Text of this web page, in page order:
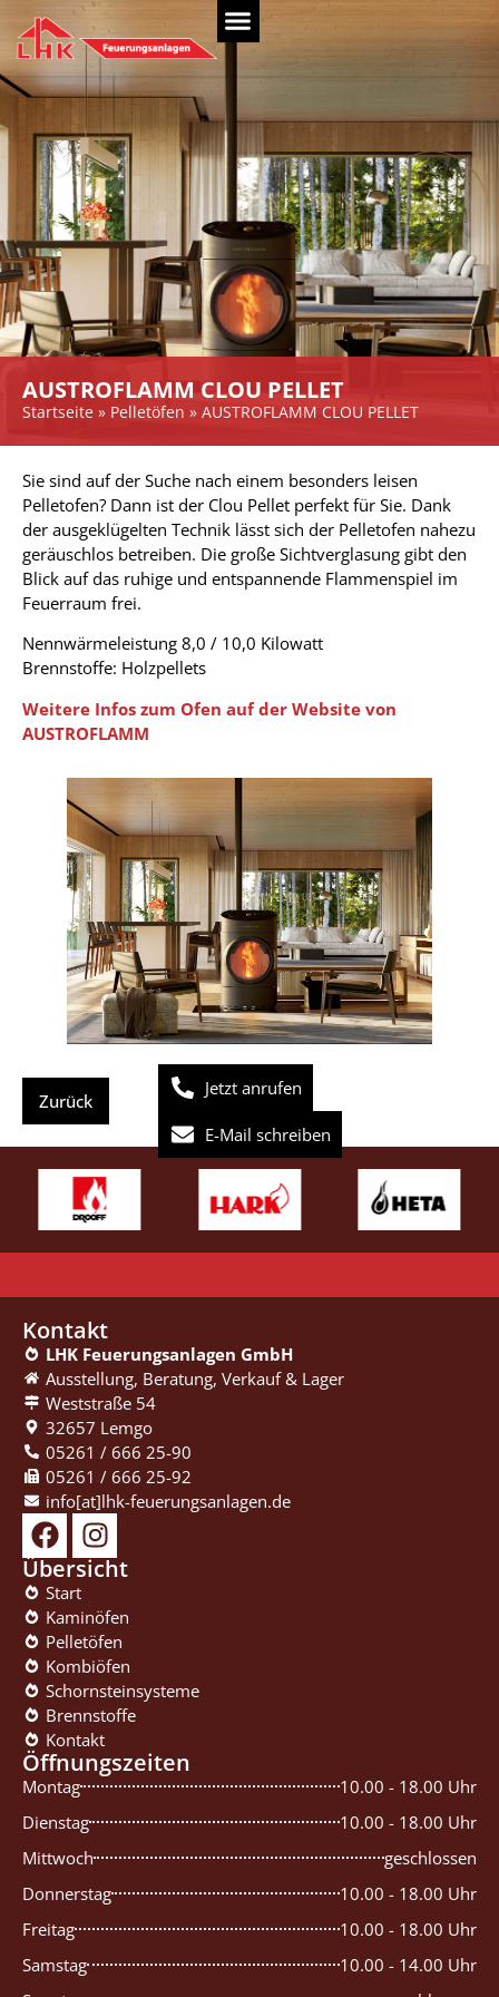
AUSTROFLAMM CLOU PELLET
Startseite » Pelletöfen » AUSTROFLAMM CLOU PELLET
Sie sind auf der Suche nach einem besonders leisen
Pelletofen? Dann ist der Clou Pellet perfekt für Sie. Dank
der ausgeklügelten Technik lässt sich der Pelletofen nahezu
geräuschlos betreiben. Die große Sichtverglasung gibt den
Blick auf das ruhige und entspannende Flammenspiel im
Feuerraum frei.
Nennwärmeleistung 8,0 / 10,0 Kilowatt
Brennstoffe: Holzpellets
Weitere Infos zum Ofen auf der Website von
AUSTROFLAMM
Kontakt
LHK Feuerungsanlagen GmbH
Ausstellung, Beratung, ­Verkauf & Lager
Weststraße 54
32657 Lemgo
05261 / 666 25-90
05261 / 666 25-92
info[at]lhk-feuerungsanlagen.de
Übersicht
Start
Kaminöfen
Pelletöfen
Kombiöfen
Schornsteinsysteme
Brennstoffe
Kontakt
Öffnungszeiten
Montag
10.00 - 18.00 Uhr
Dienstag
10.00 - 18.00 Uhr
Mittwoch
geschlossen
Donnerstag
10.00 - 18.00 Uhr
Freitag
10.00 - 18.00 Uhr
Samstag
10.00 - 14.00 Uhr
Jetzt anrufen
E-Mail schreiben